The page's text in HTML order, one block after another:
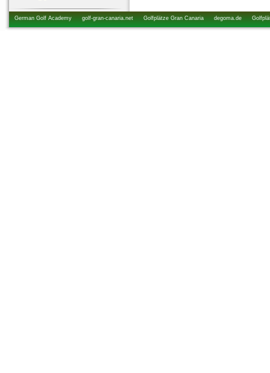
German Golf Academy golf-gran-canaria.net Golfplätze Gran Canaria degoma.de
startzeiten.de golfkurs-urlaub.de